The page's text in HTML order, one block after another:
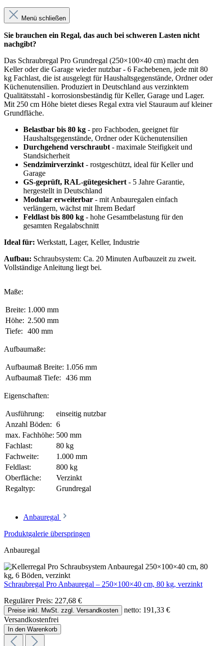
Menü schließen
Sie brauchen ein Regal, das auch bei schweren Lasten nicht
nachgibt?
Das Schraubregal Pro Grundregal (250×100×40 cm) macht den
Keller oder die Garage wieder nutzbar - 6 Fachebenen, jede mit 80
kg Fachlast, die ist ausgelegt für Haushaltsgegenstände, Ordner oder
Küchenutensilien. Produziert in Deutschland aus verzinktem
Qualitätsstahl - korrosionsbeständig für Keller, Garage und Lager.
Mit 250 cm Höhe bietet dieses Regal extra viel Stauraum auf kleiner
Grundfläche.
Belastbar bis 80 kg - pro Fachboden, geeignet für
Haushaltsgegenstände, Ordner oder Küchenutensilien
Durchgehend verschraubt- maximale Steifigkeit und
Standsicherheit
Sendzimirverzinkt- rostgeschützt, ideal für Keller und
Garage
GS-geprüft, RAL-gütegesichert- 5 Jahre Garantie,
hergestellt in Deutschland
Modular erweiterbar - mit Anbauregalen einfach
verlängern, wächst mit Ihrem Bedarf
Feldlast bis 800 kg - hohe Gesamtbelastung für den
gesamten Regalabschnitt
Ideal für: Werkstatt, Lager, Keller, Industrie
Aufbau: Schraubsystem: Ca. 20 Minuten Aufbauzeit zu zweit.
Vollständige Anleitung liegt bei.
Maße:
Breite: 1.000 mm
Höhe: 2.500 mm
Tiefe:
400 mm
Aufbaumaße:
Aufbaumaß Breite: 1.056 mm
Aufbaumaß Tiefe:
436 mm
Eigenschaften:
Ausführung:
einseitig nutzbar
Anzahl Böden: 6
max. Fachhöhe: 500 mm
Fachlast:
80 kg
Fachweite:
1.000 mm
Feldlast:
800 kg
Oberfläche:
Verzinkt
Regaltyp:
Grundregal
Anbauregal
Produktgalerie überspringen
Anbauregal
Schraubregal Pro Anbauregal – 250×100×40 cm, 80 kg, verzinkt
Regulärer Preis: 227,68 €
Preise inkl. MwSt. zzgl. Versandkosten
netto: 191,33 €
Versandkostenfrei
In den Warenkorb